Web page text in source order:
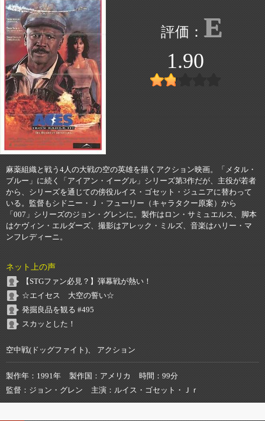
E
1.90
麻薬組織と戦う4人の大戦の空の英雄を描くアクション映画。「メタル・
ブルー」に続く「アイアン・イーグル」シリーズ第3作だが、主役が若者
から、シリーズを通じての傍役ルイス・ゴセット・ジュニアに替わって
いる。監督もシドニー・Ｊ・フューリー（キャラタクー原案）から
「007」シリーズのジョン・グレンに。製作はロン・サミュエルス、脚本
はケヴィン・エルダーズ、撮影はアレック・ミルズ、音楽はハリー・マ
ンフレディーニ。
ネット上の声
【STGファン必見？】弾幕戦が熱い！
☆エイセス 大空の誓い☆
発掘良品を観る #495
スカッとした！
空中戦(ドッグファイト)、 アクション
製作年 1991年 製作国 アメリカ 時間
99分
監督
ジョン・グレン 主演 ルイス・ゴセット・Ｊｒ